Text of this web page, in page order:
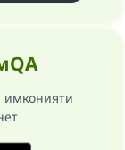
имконияти